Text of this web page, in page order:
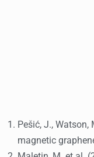
Pešić, J.,
magnetic